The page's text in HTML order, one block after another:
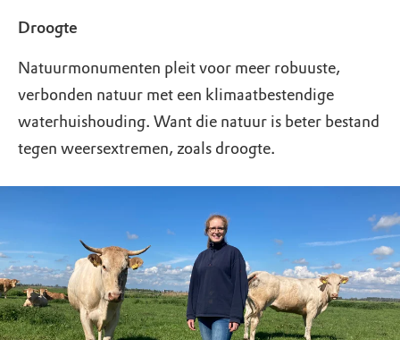
Droogte
Natuurmonumenten pleit voor meer robuuste,
verbonden natuur met een klimaatbestendige
waterhuishouding. Want die natuur is beter bestand
tegen weersextremen, zoals droogte.